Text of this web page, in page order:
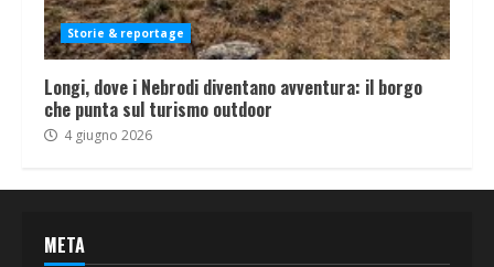
Storie & reportage
Longi, dove i Nebrodi diventano avventura: il borgo
che punta sul turismo outdoor
4 giugno 2026
META